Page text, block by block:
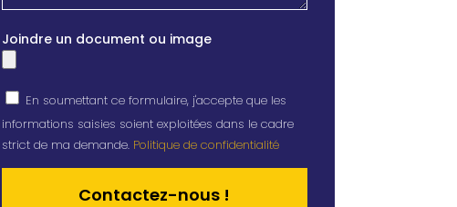
Joindre un document ou image
En soumettant ce formulaire, j'accepte que les
informations saisies soient exploitées dans le cadre
strict de ma demande. Politique de confidentialité